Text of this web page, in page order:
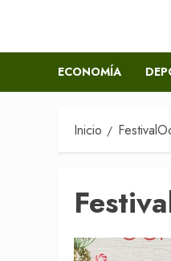
ECONOMÍA
Inicio